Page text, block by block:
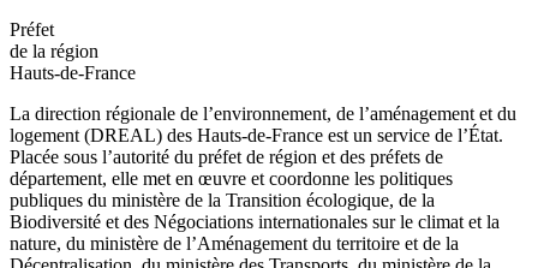
Préfet
de la région
Hauts-de-France
La direction régionale de l’environnement, de l’aménagement et du
logement (DREAL) des Hauts-de-France est un service de l’État.
Placée sous l’autorité du préfet de région et des préfets de
département, elle met en œuvre et coordonne les politiques
publiques du ministère de la Transition écologique, de la
Biodiversité et des Négociations internationales sur le climat et la
nature, du ministère de l’Aménagement du territoire et de la